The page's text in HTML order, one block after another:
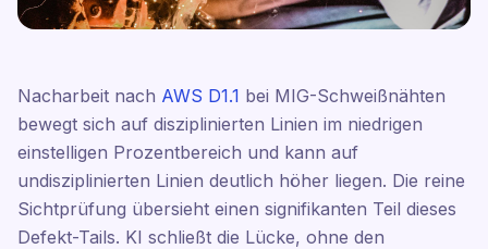
Nacharbeit nach AWS D1.1 bei MIG-Schweißnähten
bewegt sich auf disziplinierten Linien im niedrigen
einstelligen Prozentbereich und kann auf
undisziplinierten Linien deutlich höher liegen. Die reine
Sichtprüfung übersieht einen signifikanten Teil dieses
Defekt-Tails. KI schließt die Lücke, ohne den